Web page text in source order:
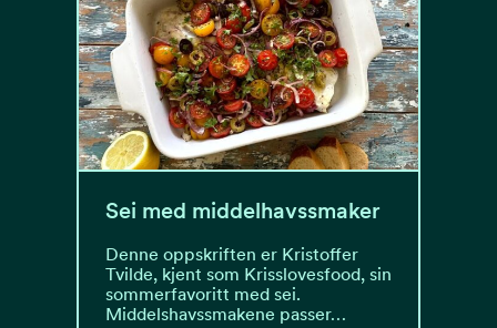
Sei med middelhavssmaker
Denne oppskriften er Kristoffer
Tvilde, kjent som Krisslovesfood, sin
sommerfavoritt med sei.
Middelshavssmakene passer…